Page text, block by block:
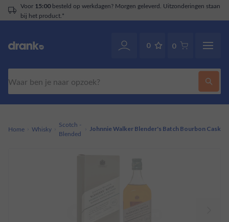
Voor 15:00besteld op werkdagen? Morgen geleverd. Uitzonderingen staan
bij het product.*
0 0
Home Whisky
Scotch -
Blended
Johnnie Walker Blender's Batch Bourbon Cask